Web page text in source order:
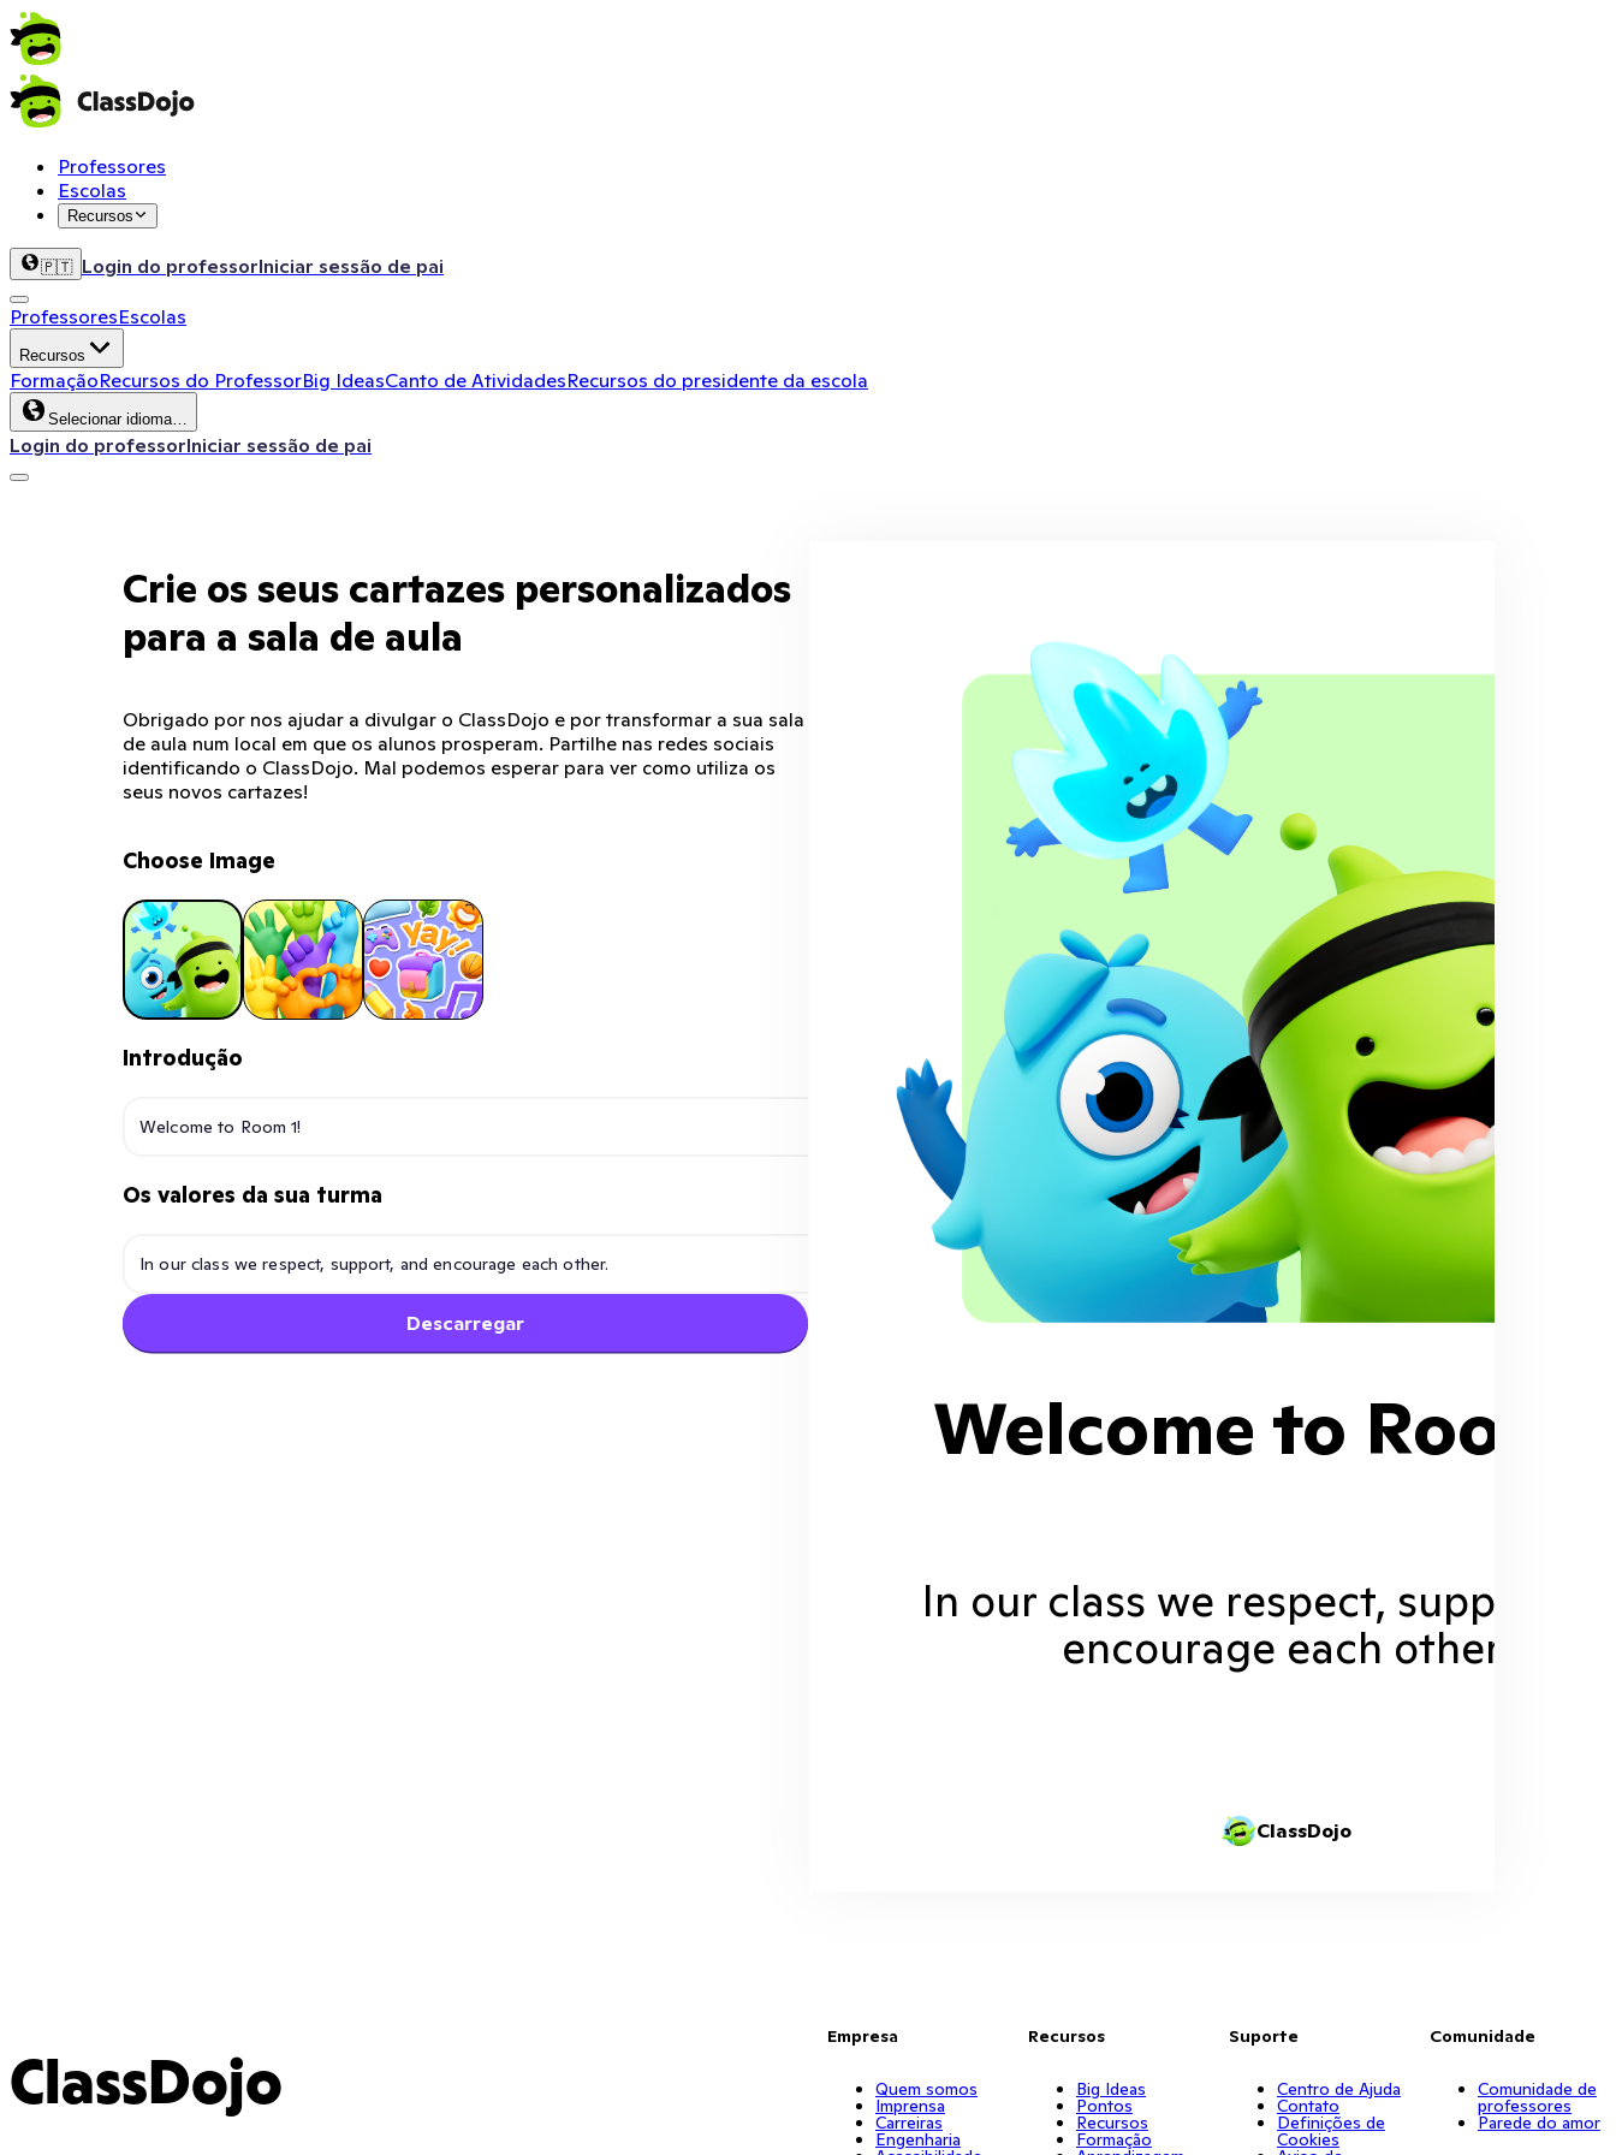
Professores
Escolas
Recursos
🇵🇹 Login do professorIniciar sessão de pai
ProfessoresEscolas
Recursos
FormaçãoRecursos do ProfessorBig IdeasCanto de AtividadesRecursos do presidente da escola
Selecionar idioma…
Login do professorIniciar sessão de pai
Crie os seus cartazes personalizados
para a sala de aula
Obrigado por nos ajudar a divulgar o ClassDojo e por transformar a sua sala
de aula num local em que os alunos prosperam. Partilhe nas redes sociais
identificando o ClassDojo. Mal podemos esperar para ver como utiliza os
seus novos cartazes!
Choose Image
Introdução
Os valores da sua turma
Descarregar
Welcome to Room
In our class we respect, support,
encourage each other.
ClassDojo
ClassDojo
Empresa
Quem somos
Imprensa
Carreiras
Engenharia
Recursos
Big Ideas
Pontos
Recursos
Formação
Suporte
Centro de Ajuda
Contato
Definições de
Cookies
Comunidade
Comunidade de
professores
Parede do amor